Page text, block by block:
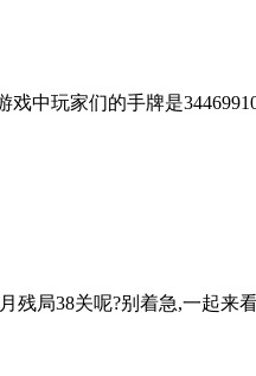
玩家们的手牌是
残局38关呢?别着急,一起